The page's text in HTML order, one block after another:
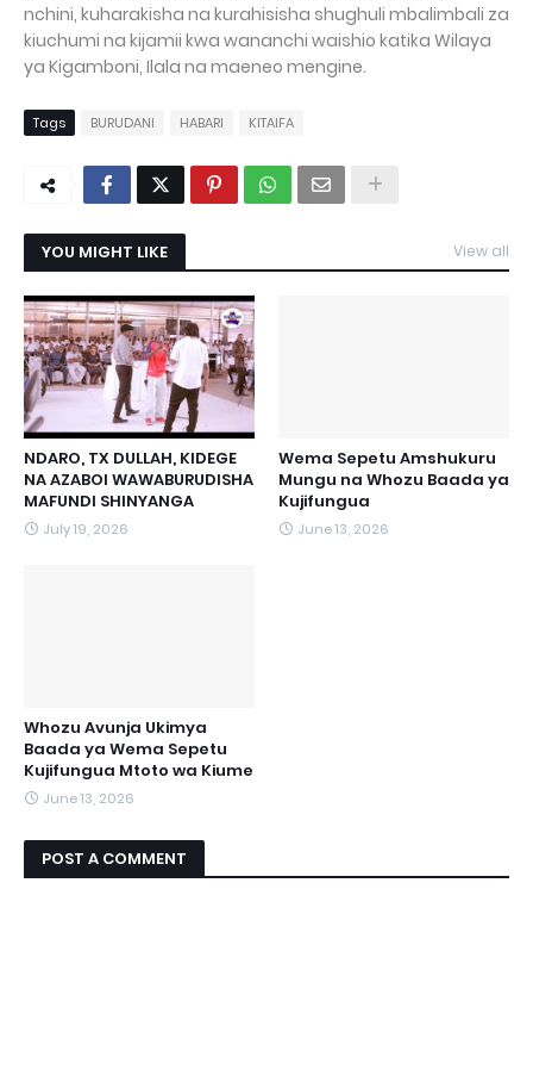
nchini, kuharakisha na kurahisisha shughuli mbalimbali za
kiuchumi na kijamii kwa wananchi waishio katika Wilaya
ya Kigamboni, Ilala na maeneo mengine.
Tags BURUDANI HABARI KITAIFA
YOU MIGHT LIKE View all
NDARO, TX DULLAH, KIDEGE
NA AZABOI WAWABURUDISHA
MAFUNDI SHINYANGA
July 19, 2026
Wema Sepetu Amshukuru
Mungu na Whozu Baada ya
Kujifungua
June 13, 2026
Whozu Avunja Ukimya
Baada ya Wema Sepetu
Kujifungua Mtoto wa Kiume
June 13, 2026
POST A COMMENT